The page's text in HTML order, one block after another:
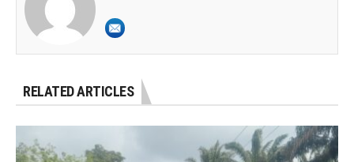
RELATED ARTICLES